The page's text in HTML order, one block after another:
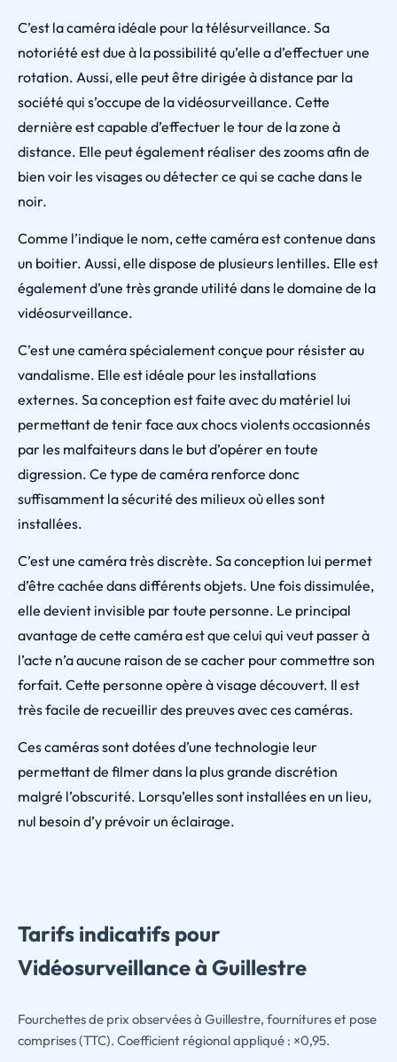
C’est la caméra idéale pour la télésurveillance. Sa
notoriété est due à la possibilité qu’elle a d’effectuer une
rotation. Aussi, elle peut être dirigée à distance par la
société qui s’occupe de la vidéosurveillance. Cette
dernière est capable d’effectuer le tour de la zone à
distance. Elle peut également réaliser des zooms afin de
bien voir les visages ou détecter ce qui se cache dans le
noir.
Comme l’indique le nom, cette caméra est contenue dans
un boitier. Aussi, elle dispose de plusieurs lentilles. Elle est
également d’une très grande utilité dans le domaine de la
vidéosurveillance.
C’est une caméra spécialement conçue pour résister au
vandalisme. Elle est idéale pour les installations
externes. Sa conception est faite avec du matériel lui
permettant de tenir face aux chocs violents occasionnés
par les malfaiteurs dans le but d’opérer en toute
digression. Ce type de caméra renforce donc
suffisamment la sécurité des milieux où elles sont
installées.
C’est une caméra très discrète. Sa conception lui permet
d’être cachée dans différents objets. Une fois dissimulée,
elle devient invisible par toute personne. Le principal
avantage de cette caméra est que celui qui veut passer à
l’acte n’a aucune raison de se cacher pour commettre son
forfait. Cette personne opère à visage découvert. Il est
très facile de recueillir des preuves avec ces caméras.
Ces caméras sont dotées d’une technologie leur
permettant de filmer dans la plus grande discrétion
malgré l’obscurité. Lorsqu’elles sont installées en un lieu,
nul besoin d’y prévoir un éclairage.
Tarifs indicatifs pour
Vidéosurveillance à Guillestre
Fourchettes de prix observées à Guillestre, fournitures et pose
comprises (TTC). Coefficient régional appliqué : ×0,95.